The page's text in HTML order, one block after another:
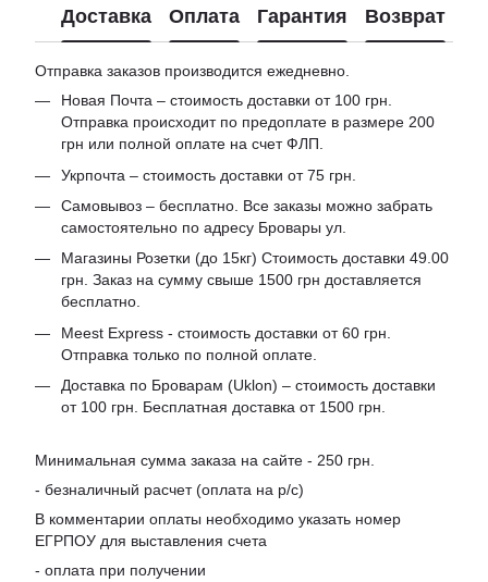
Доставка Оплата Гарантия Возврат
Отправка заказов производится ежедневно.
Новая Почта – стоимость доставки от 100 грн.
Отправка происходит по предоплате в размере 200
грн или полной оплате на счет ФЛП.
Укрпочта – стоимость доставки от 75 грн.
Самовывоз – бесплатно. Все заказы можно забрать
самостоятельно по адресу Бровары ул.
Магазины Розетки (до 15кг) Стоимость доставки 49.00
грн. Заказ на сумму свыше 1500 грн доставляется
бесплатно.
Meest Express - стоимость доставки от 60 грн.
Отправка только по полной оплате.
Доставка по Броварам (Uklon) – стоимость доставки
от 100 грн. Бесплатная доставка от 1500 грн.
Минимальная сумма заказа на сайте - 250 грн.
- безналичный расчет (оплата на р/с)
В комментарии оплаты необходимо указать номер
ЕГРПОУ для выставления счета
- оплата при получении